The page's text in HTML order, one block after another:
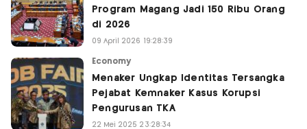
Program Magang Jadi 150 Ribu Orang
di 2026
09 April 2026 19:28:39
Economy
Menaker Ungkap Identitas Tersangka
Pejabat Kemnaker Kasus Korupsi
Pengurusan TKA
22 Mei 2025 23:28:34